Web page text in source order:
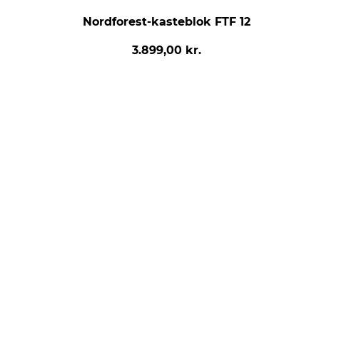
Nordforest-kasteblok FTF 12
3.899,00 kr.